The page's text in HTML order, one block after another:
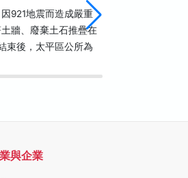
921地震而造成嚴重
牆、廢棄土石推疊在
束後，太平區公所為
與企業